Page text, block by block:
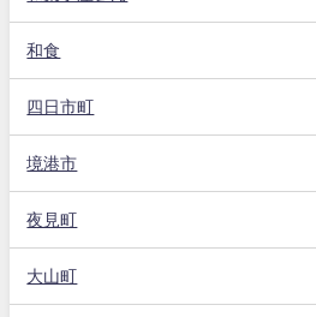
和食
四日市町
境港市
夜見町
大山町